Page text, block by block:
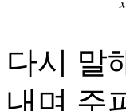
다시 말
내며 주